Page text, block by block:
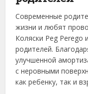
Современные
жизни и любят
Коляски Peg Perego
родителей.
улучшенной
с неровными
как ребенку, так и